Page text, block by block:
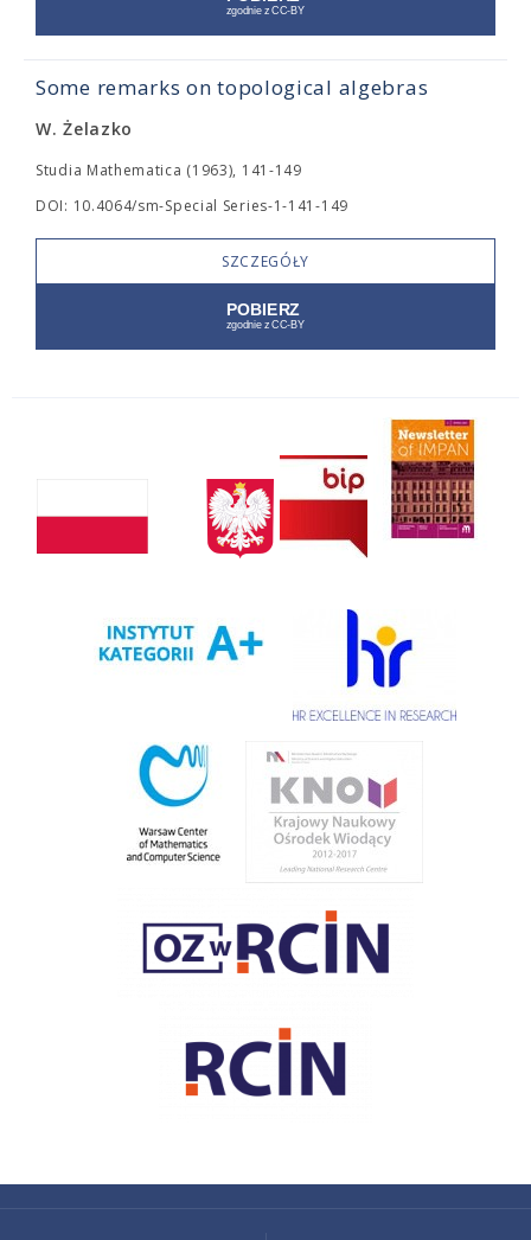
Some remarks on topological algebras
W. Żelazko
Studia Mathematica (1963), 141-149
DOI: 10.4064/sm-Special Series-1-141-149
SZCZEGÓŁY